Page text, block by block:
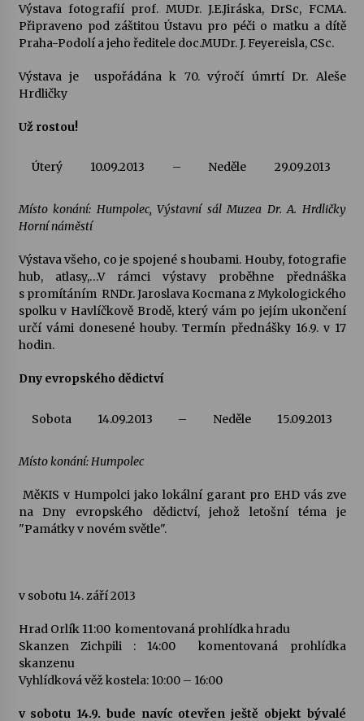
28. 7. 2026
23. 7. 2026
Vysočinka
Ozvěny prázdnin
14. 7. 2026
13. 7. 2026
3. 7. 2026
Petr Adamec – Malovaný svět
30. 6. 2026
Výstava fotografií prof. MUDr. J.E.Jiráska, DrSc, FCMA.
Připraveno pod záštitou Ústavu pro péči o matku a dítě
Praha-Podolí a jeho ředitele doc.MUDr. J. Feyereisla, CSc.
Výstava je uspořádána k 70. výročí úmrtí Dr. Aleše
Hrdličky
Už rostou!
Úterý 10.09.2013 – Neděle 29.09.2013
Místo konání: Humpolec, Výstavní sál Muzea Dr. A. Hrdličky
Horní náměstí
Výstava všeho, co je spojené s houbami. Houby, fotografie
hub, atlasy,…V rámci výstavy proběhne přednáška
s promítáním RNDr. Jaroslava Kocmana z Mykologického
spolku v Havlíčkově Brodě, který vám po jejím ukončení
určí vámi donesené houby. Termín přednášky 16.9. v 17
hodin.
Dny evropského dědictví
Sobota 14.09.2013 – Neděle 15.09.2013
Místo konání: Humpolec
MěKIS v Humpolci jako lokální garant pro EHD vás zve
na Dny evropského dědictví, jehož letošní téma je
"Památky v novém světle".
v sobotu 14. září 2013
Hrad Orlík 11:00 komentovaná prohlídka hradu
Skanzen Zichpili : 14:00 komentovaná prohlídka
skanzenu
Vyhlídková věž kostela: 10:00 – 16:00
v sobotu 14.9. bude navíc otevřen ještě objekt bývalé